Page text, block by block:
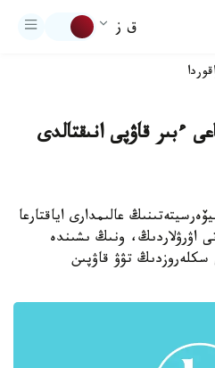
ق ز
اقوردا
ءبىر قاۋپى انىقتالدى
عالىمدارى اياقتارعا
اۋرۋلاردىڭ، ونىڭ ىشىندە
تۋۋ قاۋپىن